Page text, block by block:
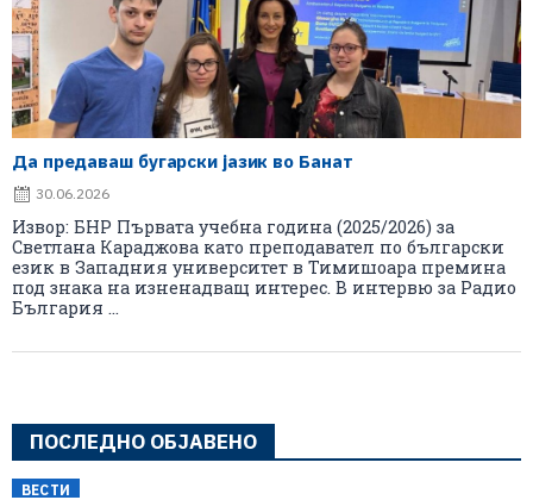
Да предаваш бугарски јазик во Банат
30.06.2026
Извор: БНР Първата учебна година (2025/2026) за
Светлана Караджова като преподавател по български
език в Западния университет в Тимишоара премина
под знака на изненадващ интерес. В интервю за Радио
България ...
ПОСЛЕДНО ОБЈАВЕНО
ВЕСТИ